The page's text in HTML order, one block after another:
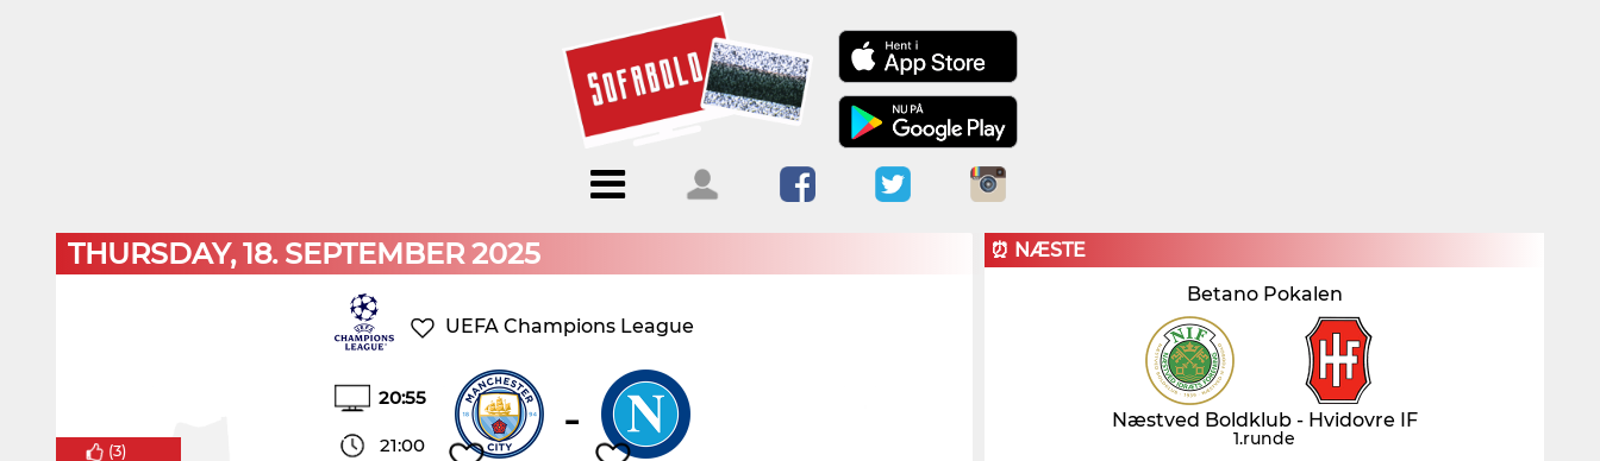
Menu
Forside Kalendere
Blogs
Om
Sofabold
Kontakt
Log ind
THURSDAY, 18. SEPTEMBER 2025
UEFA Champions League
20:55
21:00 -
(3)
⏰ NÆSTE
Betano Pokalen
Næstved Boldklub - Hvidovre IF
1.runde